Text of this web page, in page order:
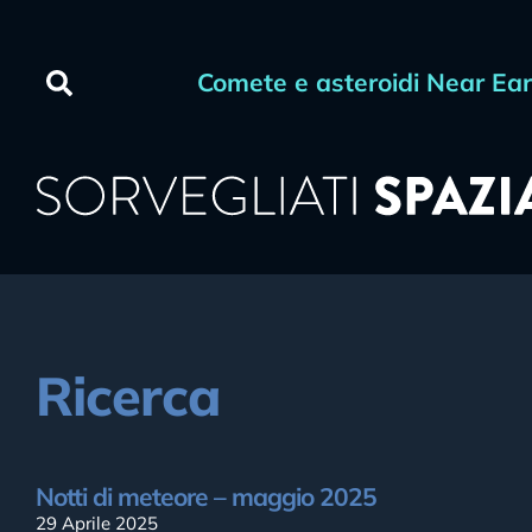
Comete e asteroidi Near
Ricerca
Notti di meteore – maggio 2025
29 Aprile 2025